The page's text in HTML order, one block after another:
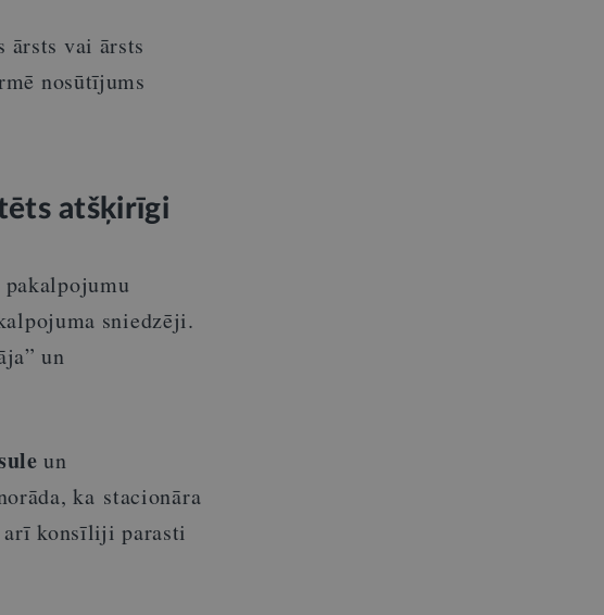
ārsts vai ārsts
nosūtījums
atšķirīgi
sniedzēji.
un
un
ka stacionāra
arī konsīliji parasti